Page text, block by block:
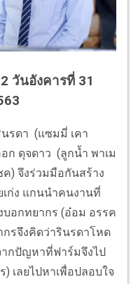
วันอังคารที่ 31
รดา (แซมมี่ เคา
ก ดุจดาว (ลูกน้ำ พาเม
) จึงร่วมมือกันสร้าง
ก่ง แกนนำคนงานที่
บอกทยากร (อ๋อม อรรค
รจึงคิดว่ารินรดาโหด
ากปัญหาที่ฟาร์มจึงไป
เลยไปหาเพื่อปลอบใจ